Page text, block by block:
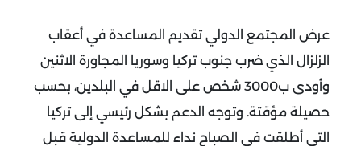
عرض المجتمع الدولي تقديم المساعدة في أعقاب
الزلزال الذي ضرب جنوب تركيا وسوريا المجاورة الاثنين
وأودى ب3000 شخص على الاقل في البلدين، بحسب
حصيلة مؤقتة. وتوجه الدعم بشكل رئيسي إلى تركيا
التي أطلقت في الصباح نداء للمساعدة الدولية قبل